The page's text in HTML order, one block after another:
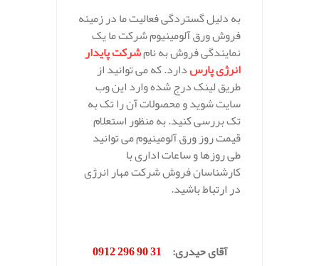
به دلیل گستردگی فعالیت ما در زمینه
فروش ورق آلومینیوم شرکت ما یک
نمایندگی فروش به نامشرکت پایدار
انرژی پارسدارد. که می توانید از
طریق لینک درج شده وارد این وب
سایت شوید و محصولات آن را تک به
تک بررسی کنید. به منظور استعلام
قیمت روز ورق آلومینیوم می توانید
طی روزها و ساعات اداری با
کارشناسان فروش شرکت مهار انرژی
در ارتباط باشید.
آقای حیدری:
31 90 296 0912